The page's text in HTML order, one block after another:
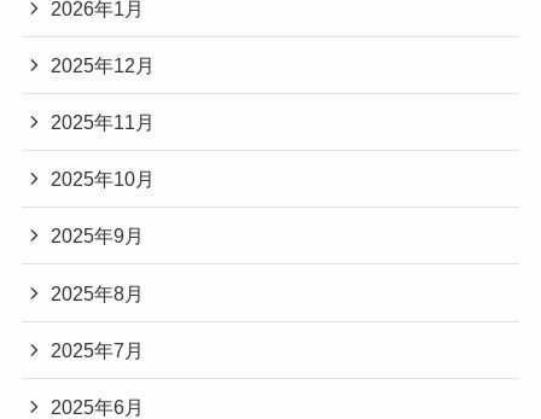
2026年1月
2025年12月
2025年11月
2025年10月
2025年9月
2025年8月
2025年7月
2025年6月